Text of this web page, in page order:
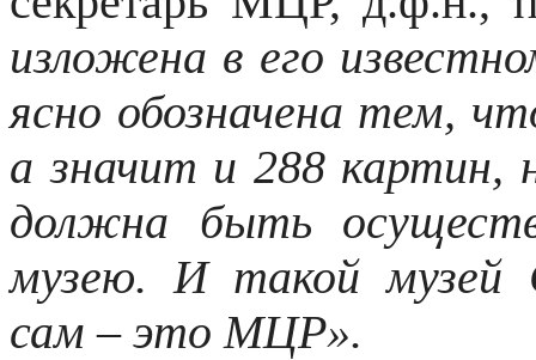
изложена в его
ясно обозначена тем,
а значит и 288 картин,
должна быть
музею. И такой музей
сам – это МЦР».